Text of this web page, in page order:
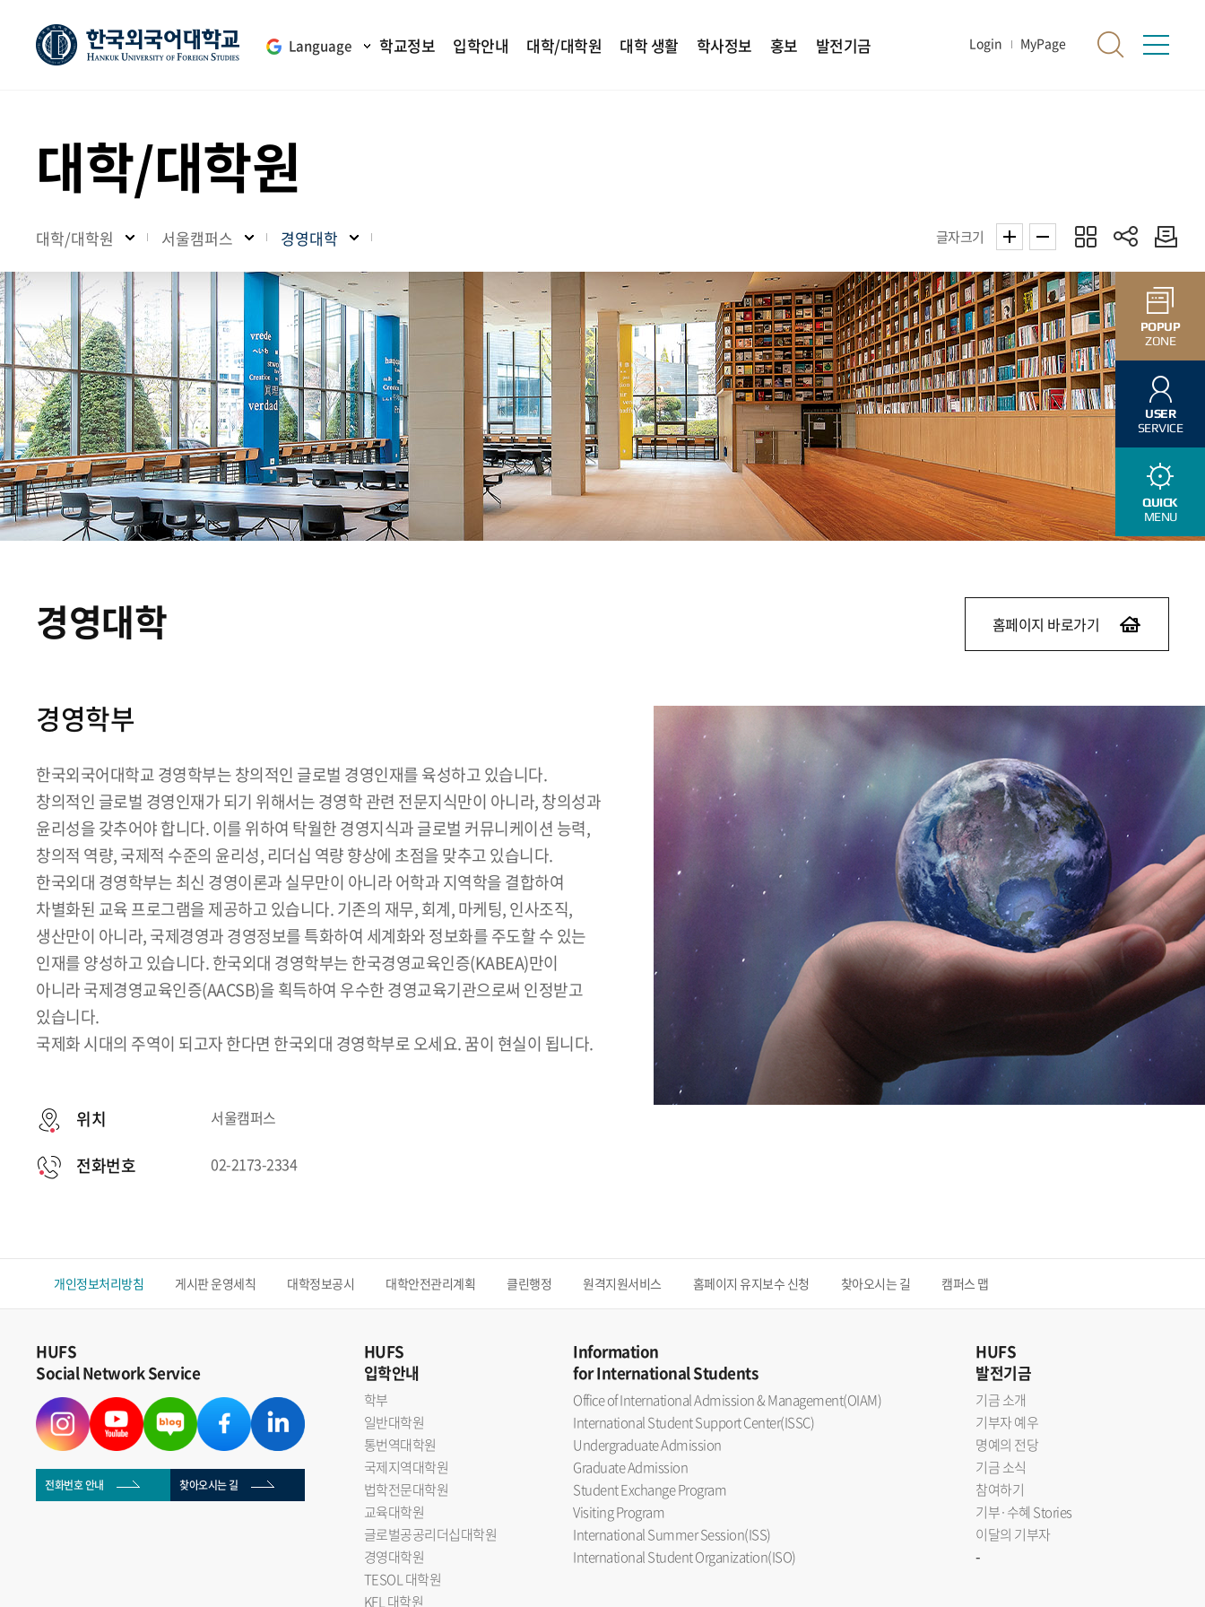
Language 학교정보 입학안내 대학/대학원 대학 생활 학사정보 홍보 발전기금 Login MyPage
대학/대학원
대학/대학원 서울캠퍼스 경영대학 글자크기
경영대학 홈페이지 바로가기
경영학부
한국외국어대학교 경영학부는 창의적인 글로벌 경영인재를 육성하고 있습니다.
창의적인 글로벌 경영인재가 되기 위해서는 경영학 관련 전문지식만이 아니라, 창의성과
윤리성을 갖추어야 합니다. 이를 위하여 탁월한 경영지식과 글로벌 커뮤니케이션 능력,
창의적 역량, 국제적 수준의 윤리성, 리더십 역량 향상에 초점을 맞추고 있습니다.
한국외대 경영학부는 최신 경영이론과 실무만이 아니라 어학과 지역학을 결합하여
차별화된 교육 프로그램을 제공하고 있습니다. 기존의 재무, 회계, 마케팅, 인사조직,
생산만이 아니라, 국제경영과 경영정보를 특화하여 세계화와 정보화를 주도할 수 있는
인재를 양성하고 있습니다. 한국외대 경영학부는 한국경영교육인증(KABEA)만이
아니라 국제경영교육인증(AACSB)을 획득하여 우수한 경영교육기관으로써 인정받고
있습니다.
국제화 시대의 주역이 되고자 한다면 한국외대 경영학부로 오세요. 꿈이 현실이 됩니다.
위치 서울캠퍼스
전화번호 02-2173-2334
개인정보처리방침 게시판 운영세칙 대학정보공시 대학안전관리계획 클린행정 원격지원서비스 홈페이지 유지보수 신청 찾아오시는 길 캠퍼스 맵
HUFS
Social Network Service
전화번호 안내 찾아오시는 길
HUFS
입학안내
학부
일반대학원
통번역대학원
국제지역대학원
법학전문대학원
교육대학원
글로벌공공리더십대학원
경영대학원
TESOL 대학원
KFL 대학원
Information
for International Students
Office of International Admission & Management(OIAM)
International Student Support Center(ISSC)
Undergraduate Admission
Graduate Admission
Student Exchange Program
Visiting Program
International Summer Session(ISS)
International Student Organization(ISO)
HUFS
발전기금
기금 소개
기부자 예우
명예의 전당
기금 소식
참여하기
기부·수혜 Stories
이달의 기부자
-
POPUP
ZONE
USER
SERVICE
QUICK
MENU